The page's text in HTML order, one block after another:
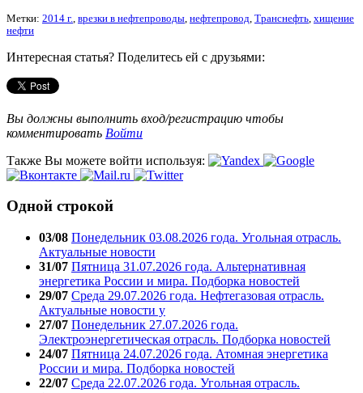
Метки: 2014 г. врезки в нефтепроводы нефтепровод Транснефть хищение
нефти
Интересная статья? Поделитесь ей с друзьями:
Вы должны выполнить вход/регистрацию чтобы
комментировать Войти
Также Вы можете войти используя:
Одной строкой
03/08 Понедельник 03.08.2026 года. Угольная отрасль.
Актуальные новости
31/07 Пятница 31.07.2026 года. Альтернативная
энергетика России и мира. Подборка новостей
29/07 Среда 29.07.2026 года. Нефтегазовая отрасль.
Актуальные новости у
27/07 Понедельник 27.07.2026 года.
Электроэнергетическая отрасль. Подборка новостей
24/07 Пятница 24.07.2026 года. Атомная энергетика
России и мира. Подборка новостей
22/07 Среда 22.07.2026 года. Угольная отрасль.